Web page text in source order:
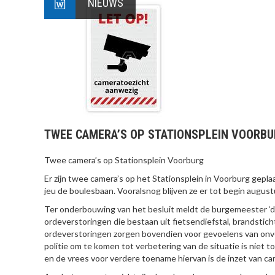
NIEUWS
TWEE CAMERA’S OP STATIONSPLEIN
Twee camera’s op Stationsplein Voorburg
Er zijn twee camera’s op het Stationsplein in Voorburg
jeu de boulesbaan. Vooralsnog blijven ze er tot begin
Ter onderbouwing van het besluit meldt de burgemeester
ordeverstoringen die bestaan uit fietsendiefstal,
ordeverstoringen zorgen bovendien voor gevoelens van
politie om te komen tot verbetering van de situatie is niet
en de vrees voor verdere toename hiervan is de inzet van